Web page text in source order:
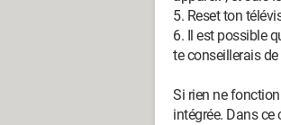
5. Reset ton
6. Il est possible
te conseillerais
Si rien ne
intégrée. Dans